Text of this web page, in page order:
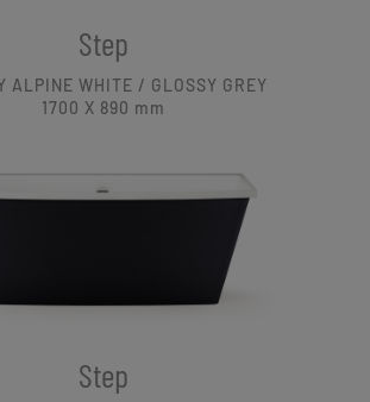
Step
ALPINE WHITE / GLOSSY GREY
1700 X 890 mm
Step